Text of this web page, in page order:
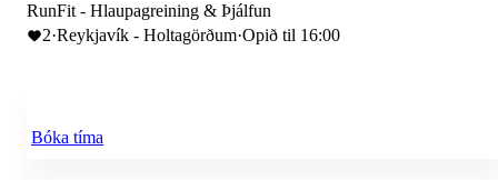
RunFit - Hlaupagreining & Þjálfun
2·Reykjavík - Holtagörðum·Opið til 16:00
Bóka tíma